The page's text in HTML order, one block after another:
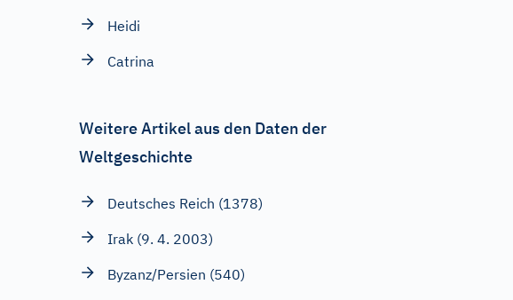
Heidi
Catrina
Weitere Artikel aus den Daten der
Weltgeschichte
Deutsches Reich (1378)
Irak (9. 4. 2003)
Byzanz/Persien (540)